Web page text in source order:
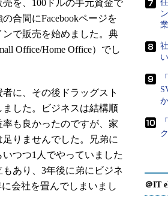
を、100ドルの手元資金で
合間にFacebookページを
ンで販売を始めました。典
Office/Home Office）でし
に、その後ドラッグスト
ました。ビジネスは結構順
も良かったのですが、家
りませんでした。兄弟に
つつ1人でやっていました
あり、3年後に弟にビジネ
会社を畳んでしまいまし
か
＠IT